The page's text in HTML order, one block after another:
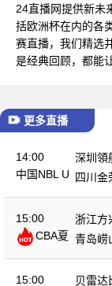
24直播网提供新未
括欧洲杯在内的各
赛直播，我们精选
是经典回顾，都能
更多直播
14:00
中国NBL U
深圳領
四川金
15:00
CBA夏
浙江方
青岛崂
15:00
贝雷达